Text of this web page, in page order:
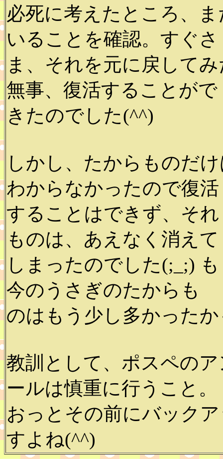
必死に考えたところ、
いることを確認。すぐさ
ま、それを元に戻して
無事、復活することがで
きたのでした(^^)
しかし、たからものだ
わからなかったので復活
することはできず、そ
ものは、あえなく消えて
しまったのでした(;_;)
今のうさぎのたからも
のはもう少し多かった
教訓として、ポスペの
ールは慎重に行うこと。
おっとその前にバック
すよね(^^)